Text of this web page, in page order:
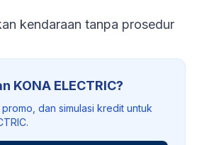
kendaraan tanpa prosedur
KONA ELECTRIC?
dan simulasi kredit untuk